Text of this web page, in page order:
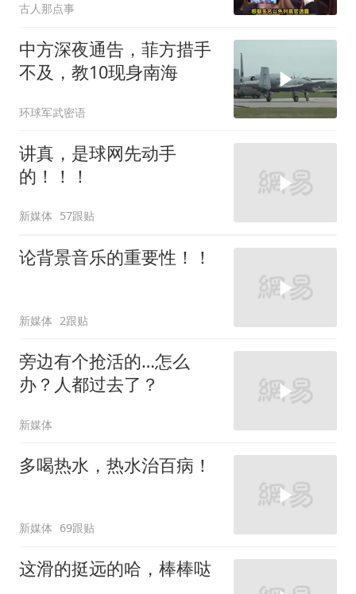
古人那点事
中方深夜通告，菲方措手
不及，教10现身南海
环球军武密语
讲真，是球网先动手
的！！！
新媒体 57跟贴
论背景音乐的重要性！！
新媒体 2跟贴
旁边有个抢活的…怎么
办？人都过去了？
新媒体
多喝热水，热水治百病！
新媒体 69跟贴
这滑的挺远的哈，棒棒哒